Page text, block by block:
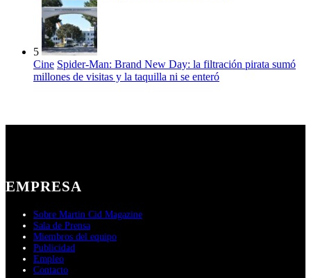
5
Cine Spider-Man: Brand New Day: la filtración pirata sumó
millones de visitas y la taquilla ni se enteró
EMPRESA
Sobre Martin Cid Magazine
Sala de Prensa
Miembros del equipo
Publicidad
Empleo
Contacto